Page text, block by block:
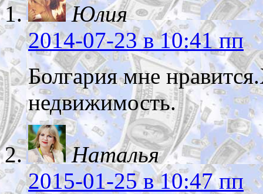
Юлия
2014-07-23в 10:41 пп
Болгария мне
недвижимость.
Наталья
2015-01-25в 10:47 пп